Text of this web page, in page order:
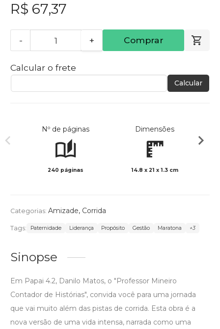
R$ 67,37
- + Comprar
Calcular o frete
Calcular
Nº de páginas
240 páginas
Dimensões
14.8 x 21 x 1.3 cm
Categorias: Amizade, Corrida
Tags: Paternidade Liderança Propósito Gestão Maratona +3
Sinopse
Em Papai 4.2, Danilo Matos, o "Professor Mineiro
Contador de Histórias", convida você para uma jornada
que vai muito além das pistas de corrida. Esta obra é a
nova versão de uma vida intensa, narrada como uma